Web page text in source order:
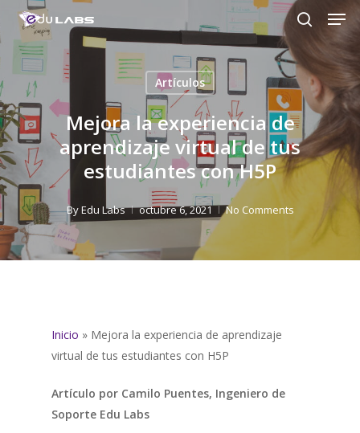
Skip
main
content
search
Artículos
Mejora la experiencia de
aprendizaje virtual de tus
estudiantes con H5P
ByEdu Labs octubre 6, 2021 No Comments
Inicio » Mejora la experiencia de aprendizaje
virtual de tus estudiantes con H5P
Artículo por Camilo Puentes, Ingeniero de
Soporte Edu Labs
Close
Menu